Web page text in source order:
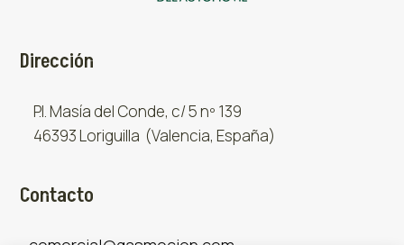
Dirección
P.I. Masía del Conde, c/ 5 nº 139
46393 Loriguilla (Valencia, España)
Contacto